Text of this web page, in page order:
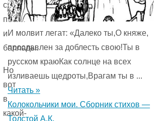
старинные
песни
и
баллады.
Но
вот
в
какой-
И молвит легат: «Далеко ты,О княже,
прославлен за доблесть свою!Ты в
русском краюКак солнце на всех
изливаешь щедроты,Врагам ты в ...
Читать »
Колокольчики мои. Сборник стихов —
Толстой А.К.